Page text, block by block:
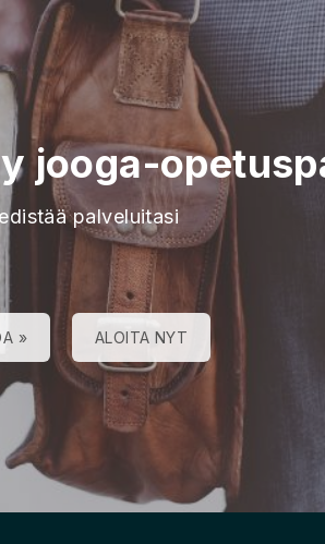
jooga-
palveluitasi
» ALOITA NYT